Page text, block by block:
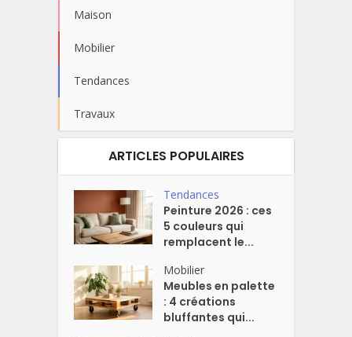
Maison
Mobilier
Tendances
Travaux
ARTICLES POPULAIRES
Tendances
Peinture 2026 : ces
5 couleurs qui
remplacent le...
Mobilier
Meubles en palette
: 4 créations
bluffantes qui...